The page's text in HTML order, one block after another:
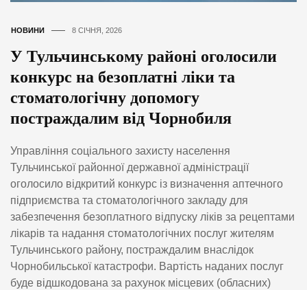
НОВИНИ 8 СІЧНЯ, 2026
У Тульчинському районі оголосили
конкурс на безоплатні ліки та
стоматологічну допомогу
постраждалим від Чорнобиля
Управління соціального захисту населення
Тульчинської районної державної адміністрації
оголосило відкритий конкурс із визначення аптечного
підприємства та стоматологічного закладу для
забезпечення безоплатного відпуску ліків за рецептами
лікарів та надання стоматологічних послуг жителям
Тульчинського району, постраждалим внаслідок
Чорнобильської катастрофи. Вартість наданих послуг
буде відшкодована за рахунок місцевих (обласних)